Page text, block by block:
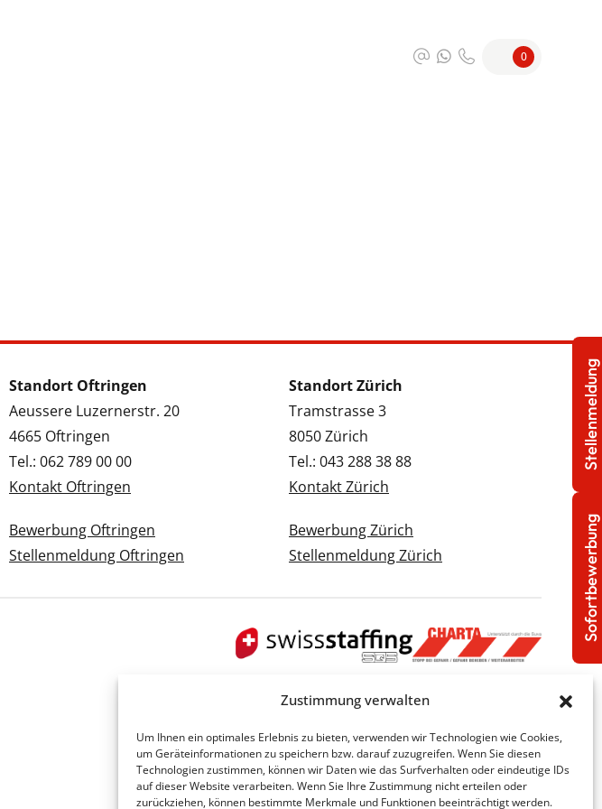
Zustimmung verwalten
Um Ihnen ein optimales Erlebnis zu bieten, verwenden wir Technologien wie Cookies,
um Geräteinformationen zu speichern bzw. darauf zuzugreifen. Wenn Sie diesen
Technologien zustimmen, können wir Daten wie das Surfverhalten oder eindeutige IDs
auf dieser Website verarbeiten. Wenn Sie Ihre Zustimmung nicht erteilen oder
zurückziehen, können bestimmte Merkmale und Funktionen beeinträchtigt werden.
0
Standort Oftringen
Aeussere Luzernerstr. 20
4665 Oftringen
Tel.: 062 789 00 00
Kontakt Oftringen
Bewerbung Oftringen
Stellenmeldung Oftringen
Standort Zürich
Tramstrasse 3
8050 Zürich
Tel.: 043 288 38 88
Kontakt Zürich
Bewerbung Zürich
Stellenmeldung Zürich
Sofortbewerbung
Stellenmeldung